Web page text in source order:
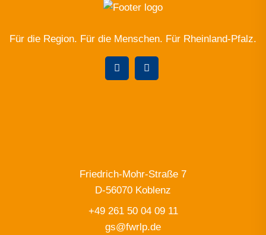
Für die Region. Für die Menschen. Für Rheinland-Pfalz.
Friedrich-Mohr-Straße 7
D-56070 Koblenz
+49 261 50 04 09 11
gs@fwrlp.de